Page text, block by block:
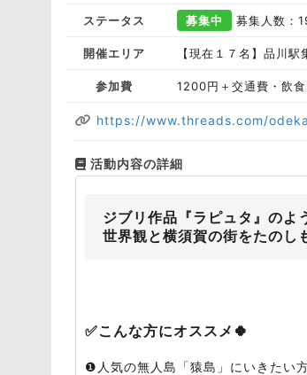
ステータス 募集中 募集人数：
開催エリア 【現在１７名】品川
参加費 1200円＋交通費・飲
https://www.threads.com/
活動内容の詳細
ジブリ作品『ラピュタ』のよ
世界観と横須賀の街をたのし
✅こんな方にオススメ🍀
❶人気の無人島「猿島」にいきたい